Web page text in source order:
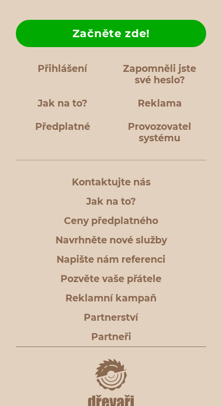
Přihlášení
Zapomněli jste
své heslo?
Jak na to?
Začněte zde!
Reklama
Předplatné
Provozovatel
systému
Kontaktujte nás
Jak na to?
Ceny předplatného
Navrhněte nové služby
Napište nám referenci
Pozvěte vaše přátele
Reklamní kampaň
Partnerství
Partneři